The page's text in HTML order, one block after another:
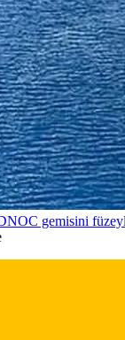
gemisini